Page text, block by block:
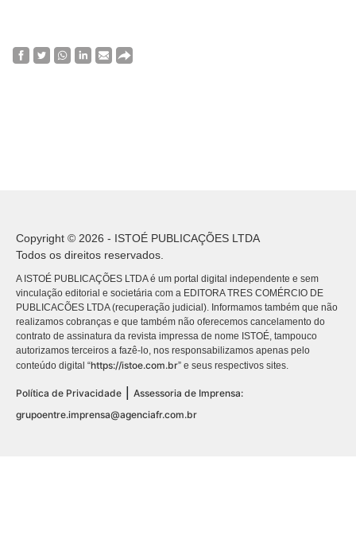
Copyright © 2026 - ISTOÉ PUBLICAÇÕES LTDA
Todos os direitos reservados.
A ISTOÉ PUBLICAÇÕES LTDA é um portal digital independente e sem
vinculação editorial e societária com a EDITORA TRES COMÉRCIO DE
PUBLICACÕES LTDA (recuperação judicial). Informamos também que não
realizamos cobranças e que também não oferecemos cancelamento do
contrato de assinatura da revista impressa de nome ISTOÉ, tampouco
autorizamos terceiros a fazê-lo, nos responsabilizamos apenas pelo
conteúdo digital “https://istoe.com.br” e seus respectivos sites.
Política de Privacidade
Assessoria de Imprensa:
grupoentre.imprensa@agenciafr.com.br